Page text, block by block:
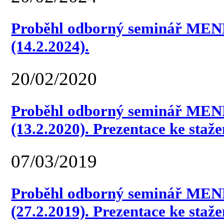
Proběhl odborný seminář
(14.2.2024).
20/02/2020
Proběhl odborný seminář
(13.2.2020). Prezentace ke
07/03/2019
Proběhl odborný seminář
(27.2.2019). Prezentace ke